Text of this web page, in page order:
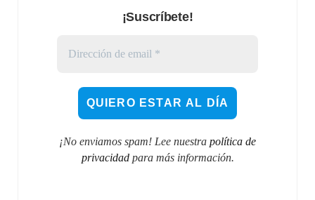
¡Suscríbete!
¡No enviamos spam! Lee nuestra política de
privacidadpara más información.